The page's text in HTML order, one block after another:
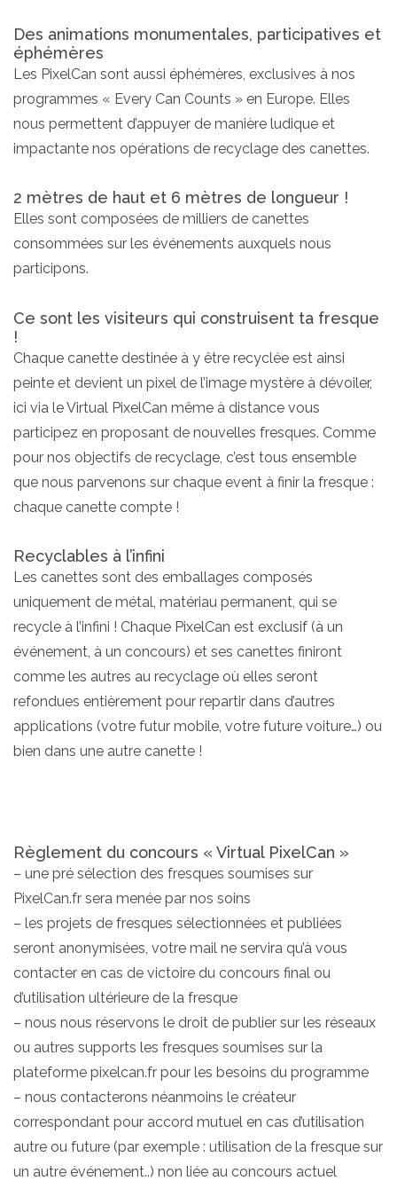
Des animations monumentales, participatives et
éphémères
Les PixelCan sont aussi éphémères, exclusives à nos
programmes « Every Can Counts » en Europe. Elles
nous permettent d’appuyer de manière ludique et
impactante nos opérations de recyclage des canettes.
2 mètres de haut et 6 mètres de longueur !
Elles sont composées de milliers de canettes
consommées sur les événements auxquels nous
participons.
Ce sont les visiteurs qui construisent ta fresque
!
Chaque canette destinée à y être recyclée est ainsi
peinte et devient un pixel de l’image mystère à dévoiler,
ici via le Virtual PixelCan même à distance vous
participez en proposant de nouvelles fresques. Comme
pour nos objectifs de recyclage, c’est tous ensemble
que nous parvenons sur chaque event à finir la fresque :
chaque canette compte !
Recyclables à l’infini
Les canettes sont des emballages composés
uniquement de métal, matériau permanent, qui se
recycle à l’infini ! Chaque PixelCan est exclusif (à un
événement, à un concours) et ses canettes finiront
comme les autres au recyclage où elles seront
refondues entièrement pour repartir dans d’autres
applications (votre futur mobile, votre future voiture…) ou
bien dans une autre canette !
Règlement du concours « Virtual PixelCan »
– une pré sélection des fresques soumises sur
PixelCan.fr sera menée par nos soins
– les projets de fresques sélectionnées et publiées
seront anonymisées, votre mail ne servira qu’à vous
contacter en cas de victoire du concours final ou
d’utilisation ultérieure de la fresque
– nous nous réservons le droit de publier sur les réseaux
ou autres supports les fresques soumises sur la
plateforme pixelcan.fr pour les besoins du programme
– nous contacterons néanmoins le créateur
correspondant pour accord mutuel en cas d’utilisation
autre ou future (par exemple : utilisation de la fresque sur
un autre événement..) non liée au concours actuel